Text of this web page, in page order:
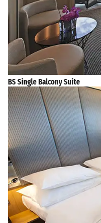
BS Single Balcony Suite